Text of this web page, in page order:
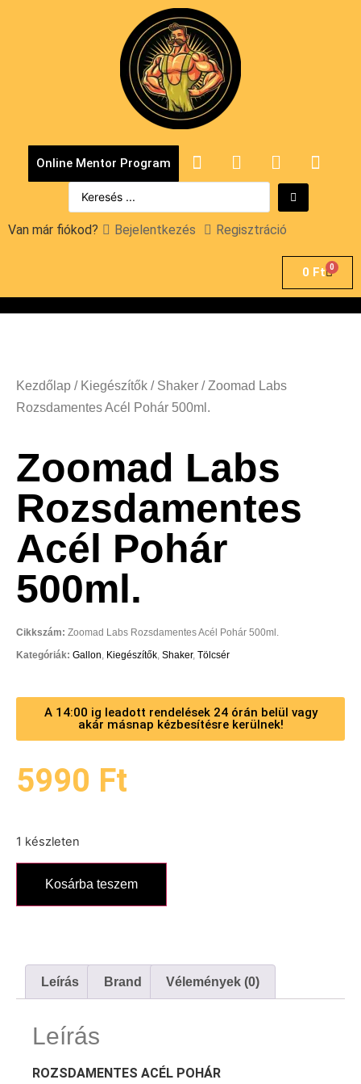
Online Mentor Program
Van már fiókod? Bejelentkezés Regisztráció
0 Ft 0
Kezdőlap / Kiegészítők / Shaker / Zoomad Labs
Rozsdamentes Acél Pohár 500ml.
Zoomad Labs
Rozsdamentes
Acél Pohár
500ml.
Cikkszám: Zoomad Labs Rozsdamentes Acél Pohár 500ml.
Kategóriák: Gallon, Kiegészítők, Shaker, Tölcsér
A 14:00 ig leadott rendelések 24 órán belül vagy
akár másnap kézbesítésre kerülnek!
5990 Ft
1 készleten
Kosárba teszem
Leírás Brand Vélemények (0)
Leírás
ROZSDAMENTES ACÉL POHÁR